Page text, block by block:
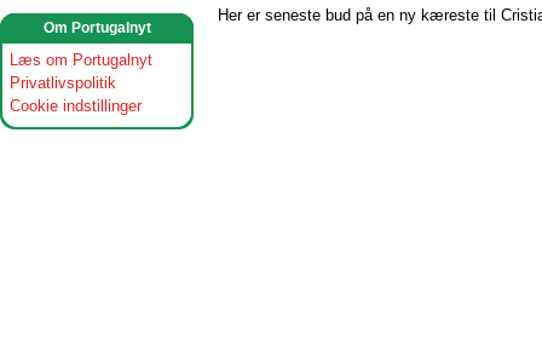
Om Portugalnyt
Læs om Portugalnyt
Privatlivspolitik
Cookie indstillinger
Her er seneste bud på en ny kæreste til